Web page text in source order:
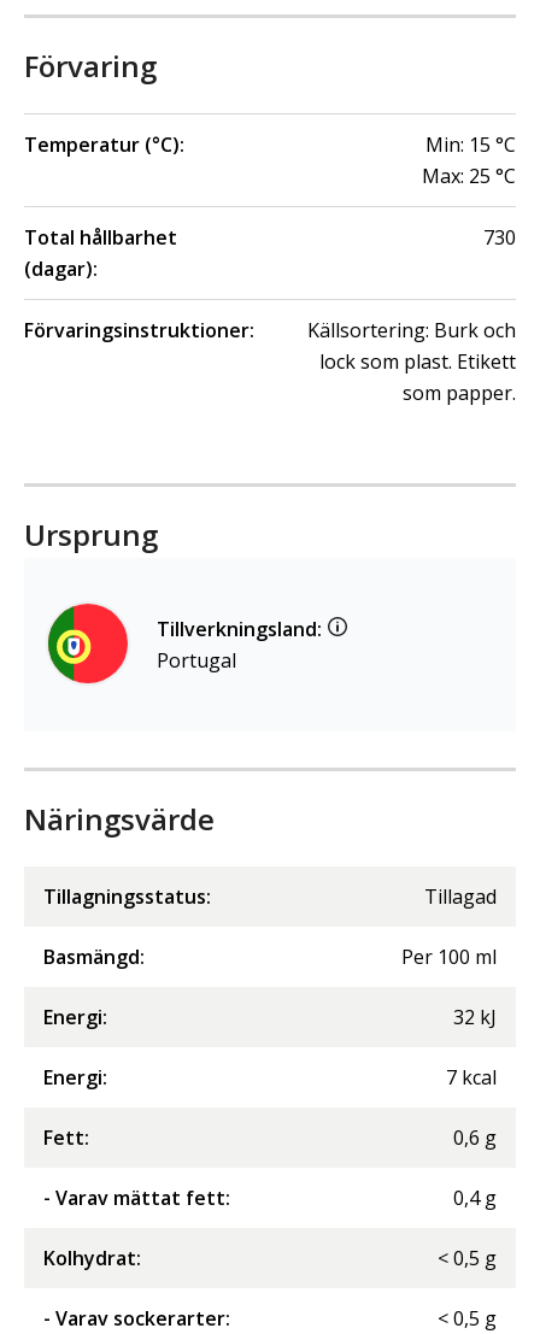
Förvaring
Temperatur (°C): Min: 15 °C
Max: 25 °C
Total hållbarhet
(dagar):
730
Förvaringsinstruktioner:
Källsortering: Burk och
lock som plast. Etikett
som papper.
Ursprung
Tillverkningsland:
Portugal
Näringsvärde
Tillagningsstatus: Tillagad
Basmängd: Per 100 ml
Energi: 32 kJ
Energi: 7 kcal
Fett: 0,6 g
- Varav mättat fett: 0,4 g
Kolhydrat: <0,5 g
- Varav sockerarter: <0,5 g